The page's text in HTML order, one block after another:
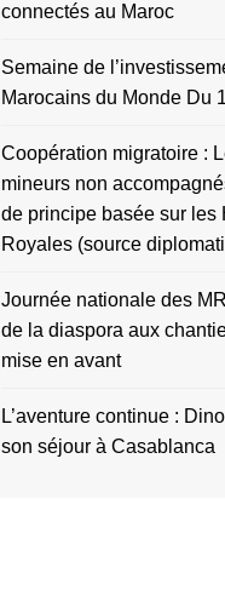
connectés au Maroc
Semaine de
Marocains du Monde Du
Coopération migratoire :
mineurs non
de principe basée sur les
Royales (source
Journée nationale des
de la diaspora aux
mise en avant
L’aventure continue :
son séjour à Casablanca